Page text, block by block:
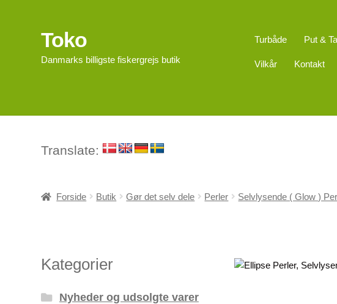
Spring
til
navigation
Spring
til
indhold
Toko
Danmarks billigste fiskergrejs butik
Turbåde Put &
Vilkår Kontakt
Translate:
Forside Butik Gør det selv dele Perler Selvlysende ( Glow )
Kategorier
Nyheder og udsolgte varer